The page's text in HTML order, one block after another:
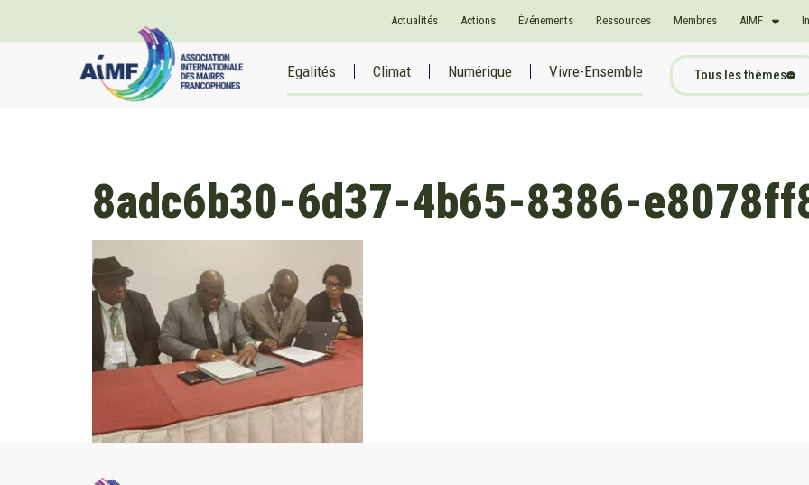
Actualités Actions Événements Ressources Membres AIMF
Egalités Climat Numérique Vivre-Ensemble Tous les thèmes
8adc6b30-6d37-4b65-8386-